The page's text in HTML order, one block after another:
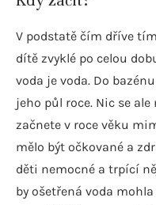
V podstatě čím dříve
dítě zvyklé po celou
voda je voda. Do
jeho půl roce. Nic se
začnete v roce věku
mělo být očkované a
děti nemocné a trpící
by ošetřená voda